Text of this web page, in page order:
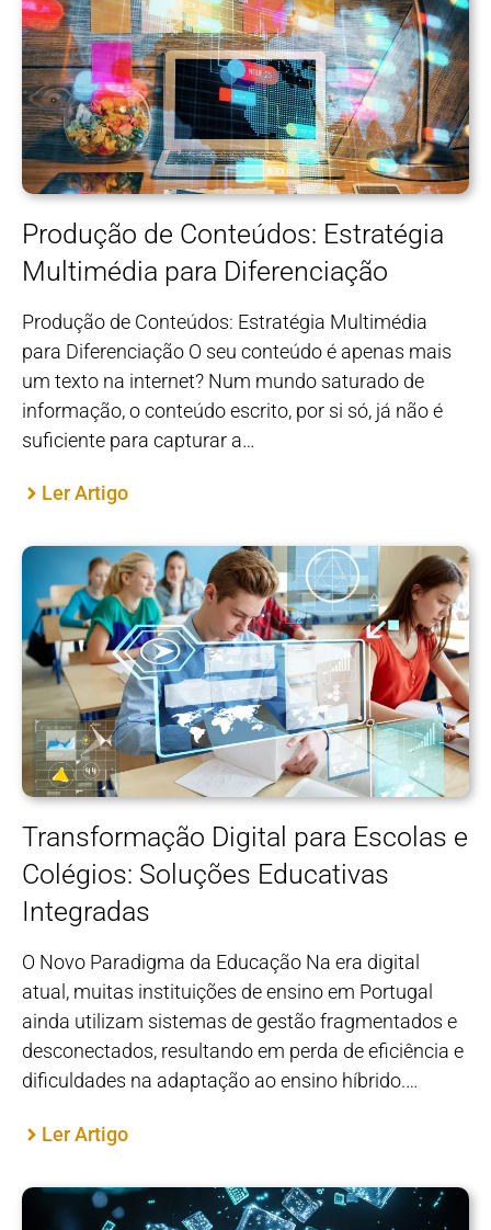
Produção de Conteúdos: Estratégia
Multimédia para Diferenciação
Produção de Conteúdos: Estratégia Multimédia
para Diferenciação O seu conteúdo é apenas mais
um texto na internet? Num mundo saturado de
informação, o conteúdo escrito, por si só, já não é
suficiente para capturar a…
Ler Artigo
Transformação Digital para Escolas e
Colégios: Soluções Educativas
Integradas
O Novo Paradigma da Educação Na era digital
atual, muitas instituições de ensino em Portugal
ainda utilizam sistemas de gestão fragmentados e
desconectados, resultando em perda de eficiência e
dificuldades na adaptação ao ensino híbrido.…
Ler Artigo